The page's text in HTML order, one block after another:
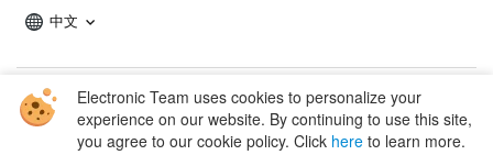
Electronic Team uses cookies to personalize your
experience on our website. By continuing to use this site,
you agree to our cookie policy. Click here to learn more.
中文
Copyright © 2026 Electronic Team, Inc., its affiliates and licensors.
Legal Information.
11890 Sunrise Valley Dr, Ste 111, Reston, VA 20191, USA • +12023358465 •